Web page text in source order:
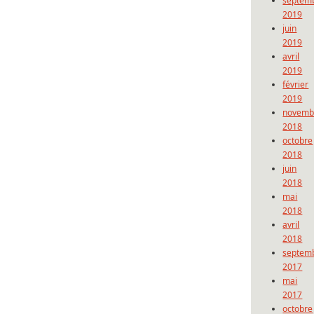
2019
juin
2019
avril
2019
février
2019
2018
octobre
2018
juin
2018
mai
2018
avril
2018
2017
mai
2017
octobre